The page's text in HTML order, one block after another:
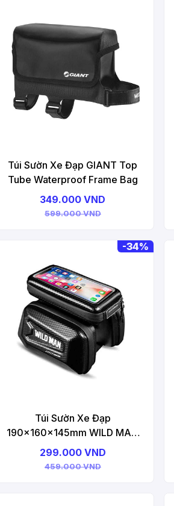
Túi Sườn Xe Đạp GIANT Top
Tube Waterproof Frame Bag
349.000 VND
599.000 VND
-34%
Túi Sườn Xe Đạp
190x160x145mm WILD MAN
WM03 Bicycle Frame Bag
299.000 VND
459.000 VND